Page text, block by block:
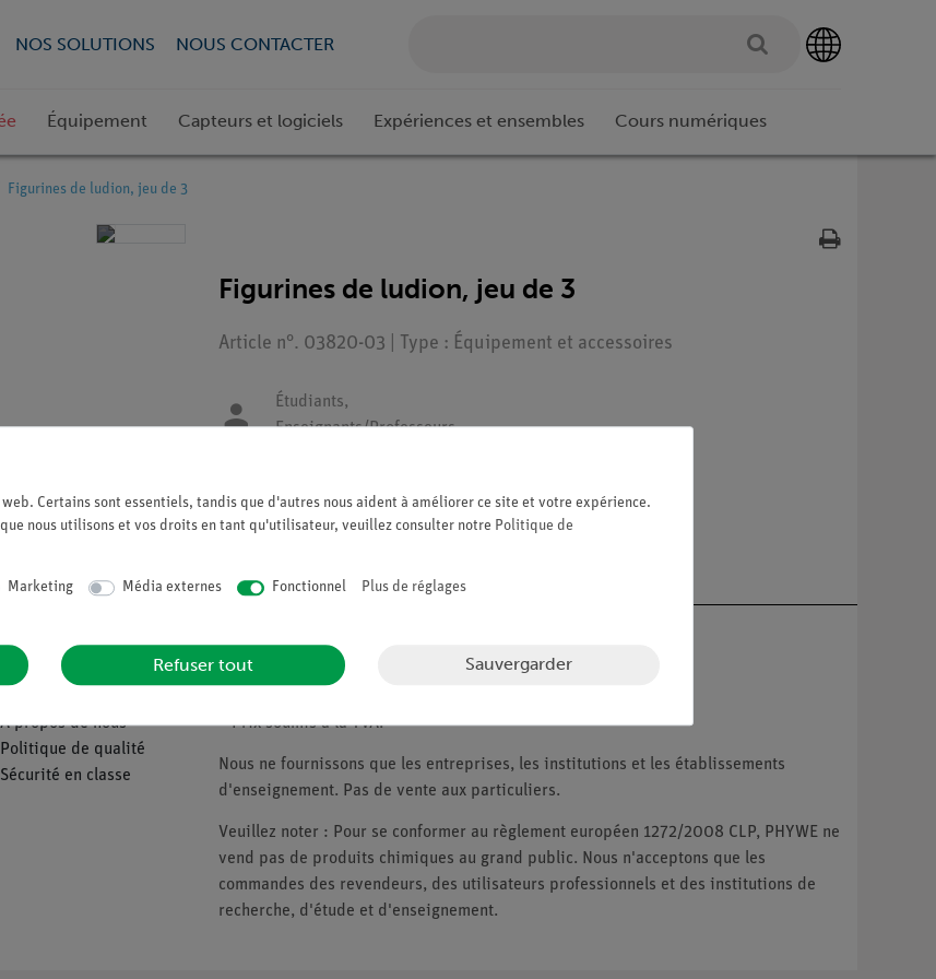
NOS SOLUTIONS NOUS CONTACTER
Équipement Capteurs et logiciels Expériences et ensembles Cours numériques
Figurines de ludion, jeu de 3
Figurines de ludion, jeu de 3
Article n°. 03820-03 | Type : Équipement et accessoires
Étudiants,
Enseignants/Professeurs
Demander une offre
Companie
À propos de nous
Politique de qualité
Sécurité en classe
Veuillez noter
* Prix soumis à la TVA.
Nous ne fournissons que les entreprises, les institutions et les établissements
d'enseignement. Pas de vente aux particuliers.
Veuillez noter : Pour se conformer au règlement européen 1272/2008 CLP, PHYWE ne
vend pas de produits chimiques au grand public. Nous n'acceptons que les
commandes des revendeurs, des utilisateurs professionnels et des institutions de
recherche, d'étude et d'enseignement.
Certains sont essentiels, tandis que d'autres nous aident à améliorer ce site et votre expérience.
nous utilisons et vos droits en tant qu'utilisateur, veuillez consulter notre Politique de
Marketing Média externes Fonctionnel Plus de réglages
Refuser tout Sauvergarder